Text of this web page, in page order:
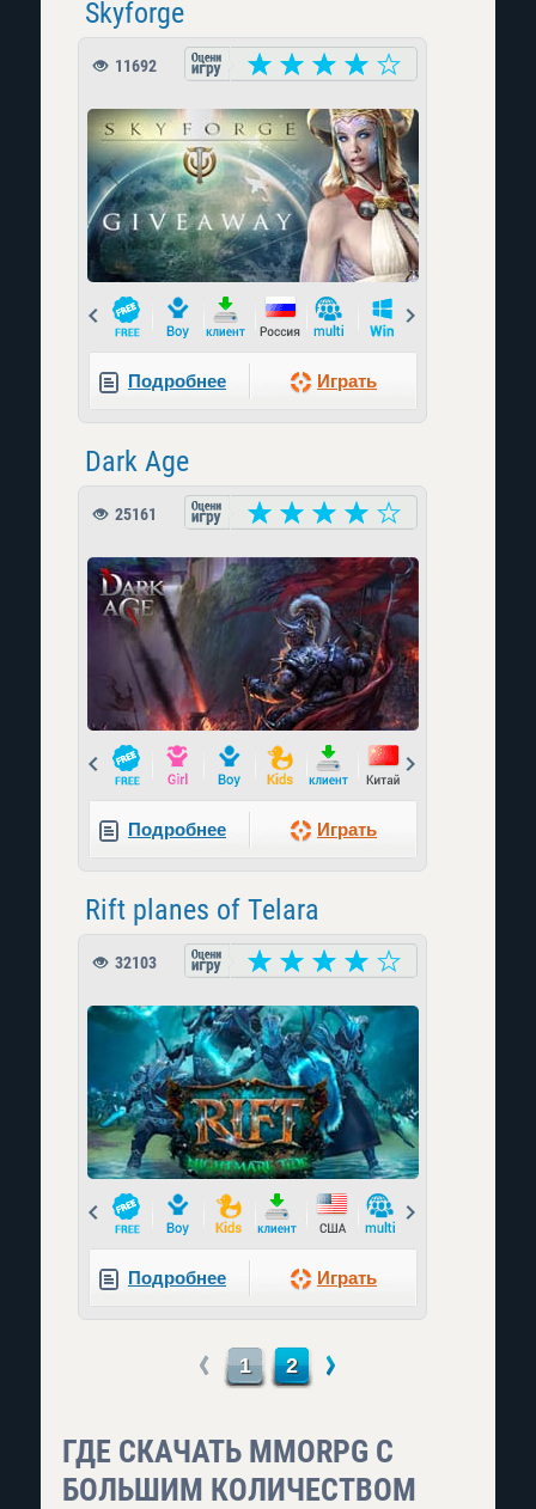
Skyforge
11692
Prev
Подробнее Играть
Dark Age
25161
Prev
Подробнее Играть
Rift planes of Telara
32103
Prev
Подробнее Играть
←1 2
ГДЕ СКАЧАТЬ MMORPG С
БОЛЬШИМ КОЛИЧЕСТВОМ